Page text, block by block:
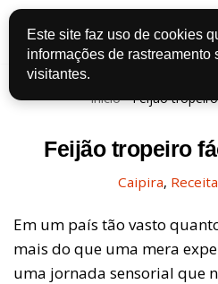
Pular
para
o
Início-Feijão
Feijão tropeiro
Caipira,
Em um país tão vasto
mais do que uma mera
uma jornada sensorial que
Este site faz uso de cookies
informações de rastreamento
visitantes.